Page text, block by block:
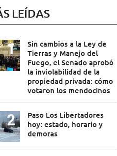
LEÍDAS
Sin cambios a la Ley de
Tierras y Manejo del
Fuego, el Senado aprobó
la inviolabilidad de la
propiedad privada: cómo
votaron los mendocinos
Paso Los Libertadores
hoy: estado, horario y
demoras